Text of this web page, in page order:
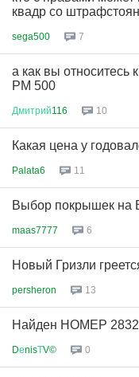
квадр со
sega500 7
а как вы относитесь
РМ 500
Дмитрий116 10
Какая цена у
Palata6 11
Выбор покрышек на
maas7777 6
Новый Гризли
persheron 13
Найден НОМЕР
DеnisТV© 0